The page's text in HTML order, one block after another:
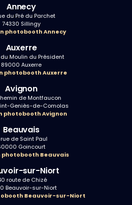
Annecy
du Pré du Parchet
74330 Sillingy
photobooth Annecy
Auxerre
du Moulin du Président
89000 Auxerre
photobooth Auxerre
Avignon
de Montfaucon
Geniès-de-Comolas
photobooth Avignon
Beauvais
de Saint Paul
Goincourt
photobooth Beauvais
sur-Niort
route de Chizé
Beauvoir-sur-Niort
Beauvoir-sur-Niort